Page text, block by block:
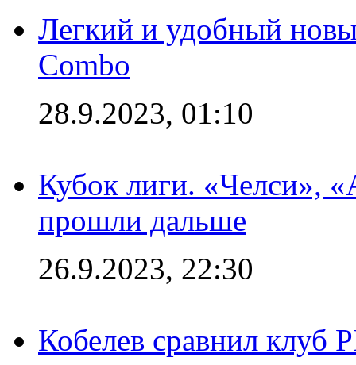
Легкий и удобный
Combo
28.9.2023, 01:10
Кубок лиги. «Челси»,
прошли дальше
26.9.2023, 22:30
Кобелев сравнил клуб